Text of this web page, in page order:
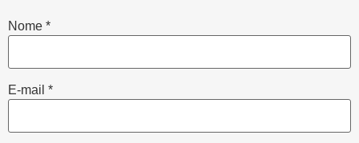
Nome *
E-mail *